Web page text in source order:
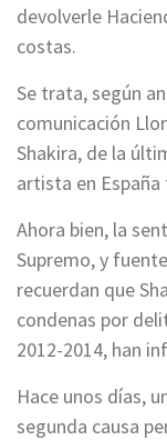
devolverle
costas.
Se trata, según
comunicación
Shakira, de la
artista en
Ahora bien, la
Supremo, y
recuerdan que
condenas por
2012-2014, han
Hace unos días,
segunda causa